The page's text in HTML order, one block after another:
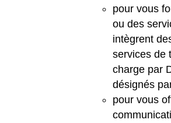
pour vous
ou des
intègrent
services de
charge par
désignés
pour vous